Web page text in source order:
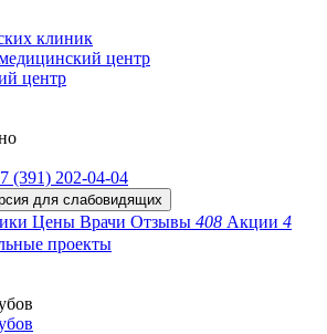
клиник
центр
центр
(391) 202-04-04
для слабовидящих
Цены Врачи Отзывы 408 Акции 4
проекты